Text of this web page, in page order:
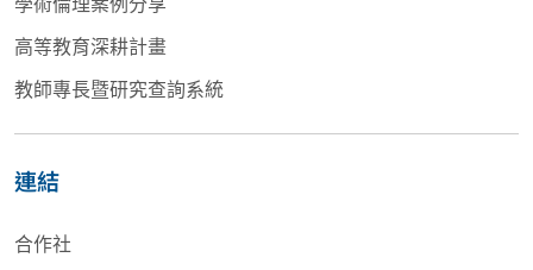
高等教育深耕計畫
教師專長暨研究查詢系統
連結
合作社